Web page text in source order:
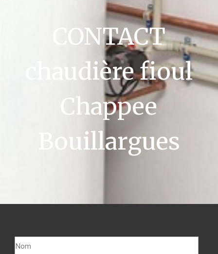
CONTACT
chaudière fioul
Chappee
Bouillargues